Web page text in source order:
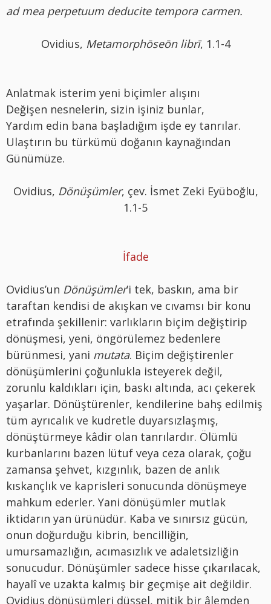
ad mea perpetuum deducite tempora carmen.
Ovidius, Metamorphōseōn librī, 1.1-4
Anlatmak isterim yeni biçimler alışını
Değişen nesnelerin, sizin işiniz bunlar,
Yardım edin bana başladığım işde ey tanrılar.
Ulaştırın bu türkümü doğanın kaynağından
Günümüze.
Ovidius, Dönüşümler, çev. İsmet Zeki Eyüboğlu,
1.1-5
İfade
Ovidius’un Dönüşümler’i tek, baskın, ama bir
taraftan kendisi de akışkan ve cıvamsı bir konu
etrafında şekillenir: varlıkların biçim değiştirip
dönüşmesi, yeni, öngörülemez bedenlere
bürünmesi, yani mutata. Biçim değiştirenler
dönüşümlerini çoğunlukla isteyerek değil,
zorunlu kaldıkları için, baskı altında, acı çekerek
yaşarlar. Dönüştürenler, kendilerine bahş edilmiş
tüm ayrıcalık ve kudretle duyarsızlaşmış,
dönüştürmeye kâdir olan tanrılardır. Ölümlü
kurbanlarını bazen lütuf veya ceza olarak, çoğu
zamansa şehvet, kızgınlık, bazen de anlık
kıskançlık ve kaprisleri sonucunda dönüşmeye
mahkum ederler. Yani dönüşümler mutlak
iktidarın yan ürünüdür. Kaba ve sınırsız gücün,
onun doğurduğu kibrin, bencilliğin,
umursamazlığın, acımasızlık ve adaletsizliğin
sonucudur. Dönüşümler sadece hisse çıkarılacak,
hayalî ve uzakta kalmış bir geçmişe ait değildir.
Ovidius dönüşümleri düşsel, mitik bir âlemden